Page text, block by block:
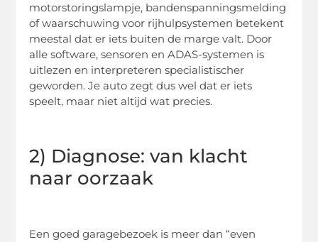
motorstoringslampje, bandenspanningsmelding
of waarschuwing voor rijhulpsystemen betekent
meestal dat er iets buiten de marge valt. Door
alle software, sensoren en ADAS-systemen is
uitlezen en interpreteren specialistischer
geworden. Je auto zegt dus wel dat er iets
speelt, maar niet altijd wat precies.
2) Diagnose: van klacht
naar oorzaak
Een goed garagebezoek is meer dan “even